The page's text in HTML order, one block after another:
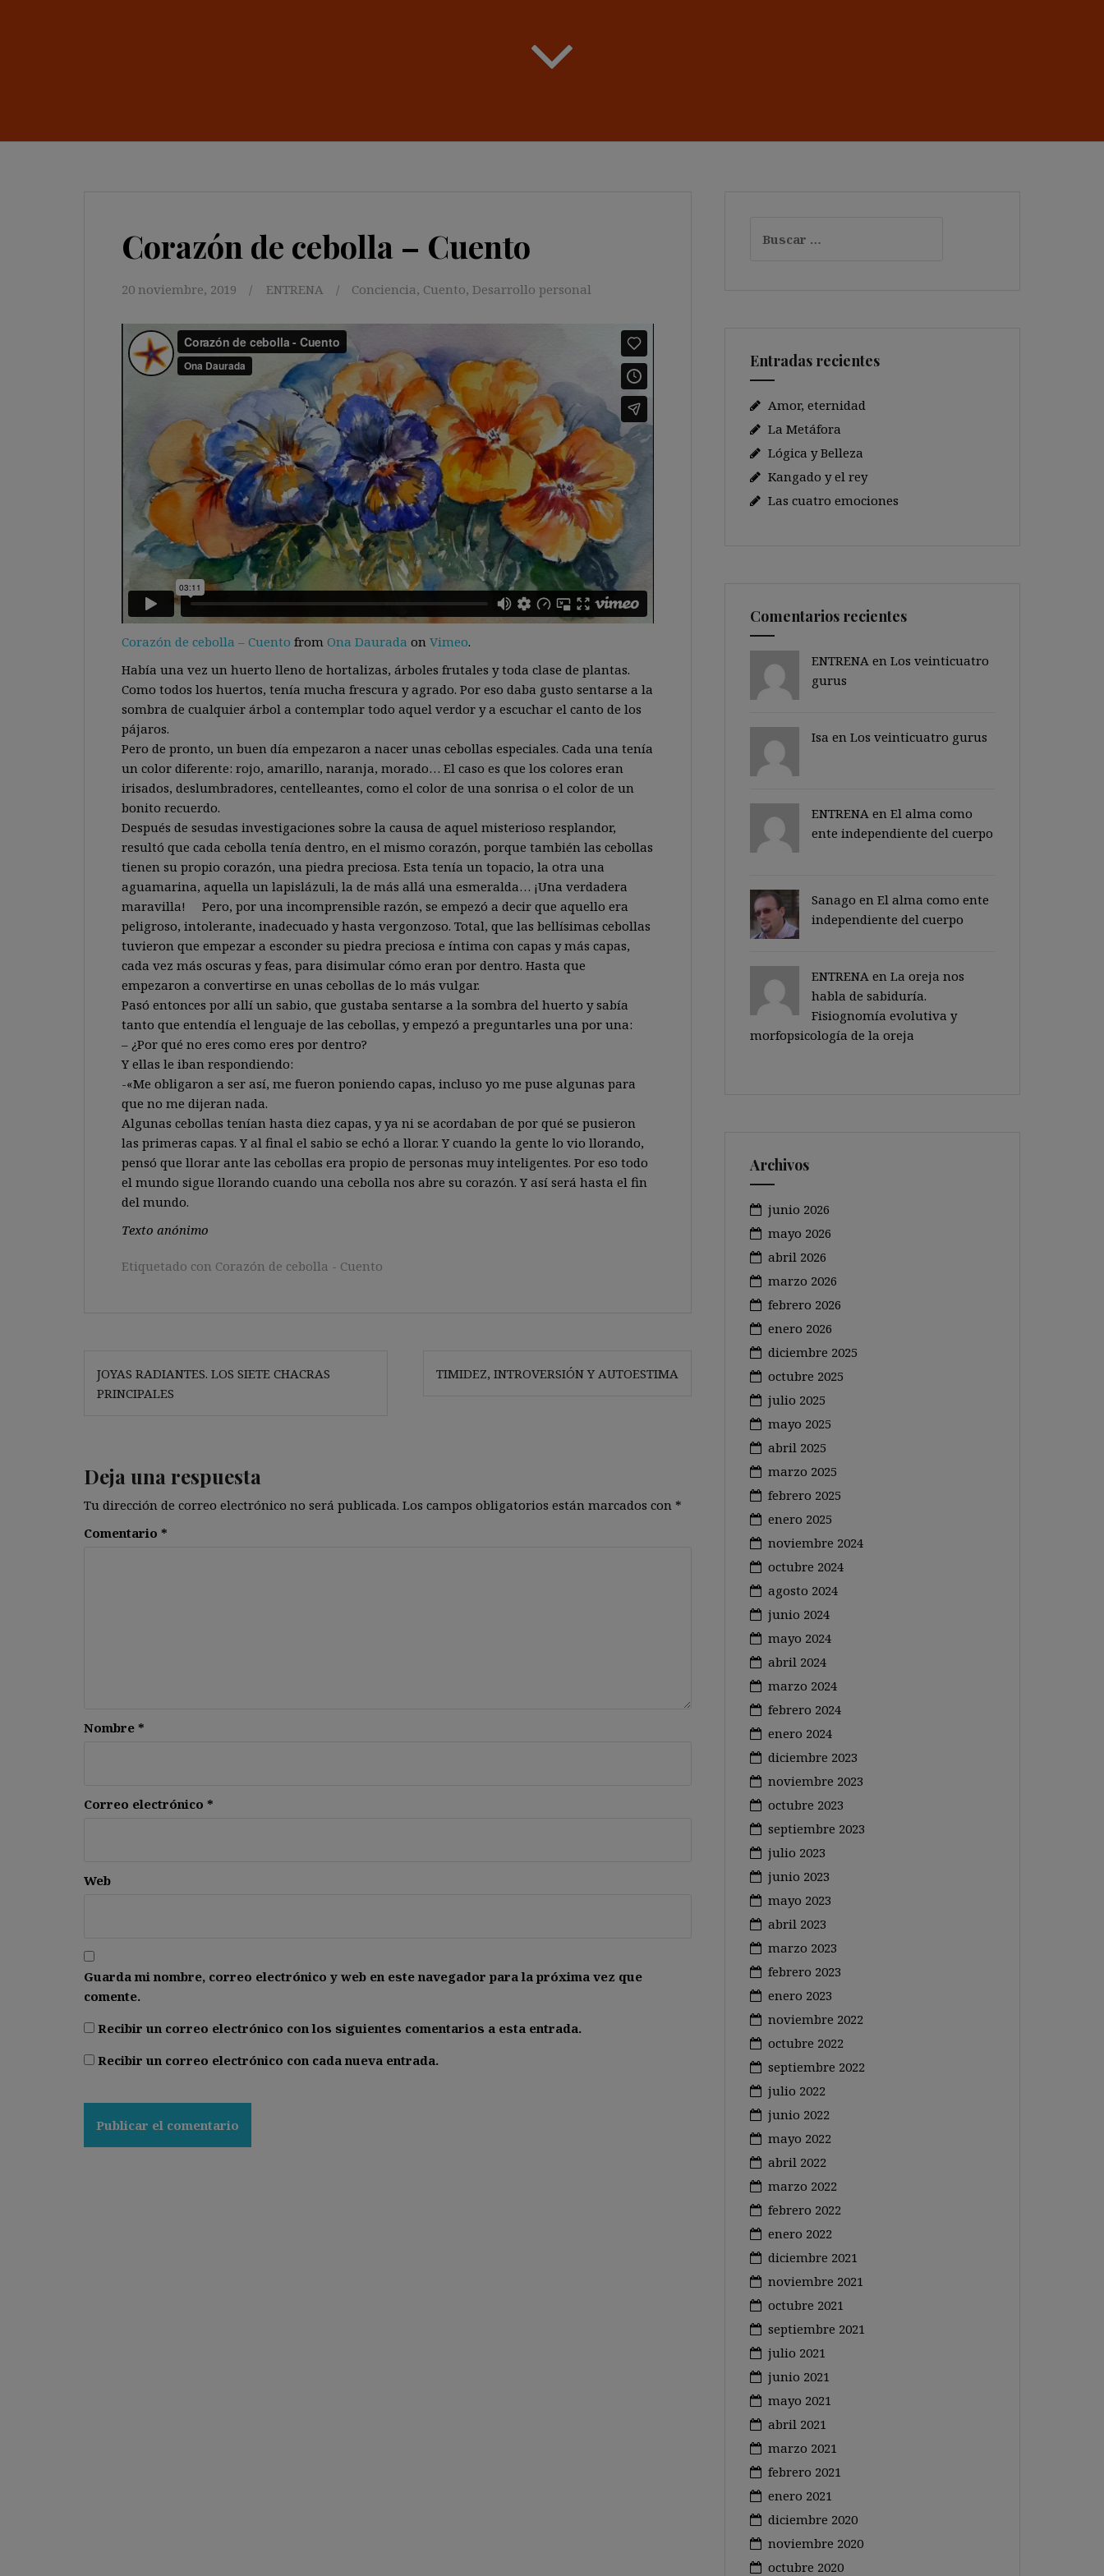
Corazón de cebolla – Cuento
20 noviembre, 2019 ENTRENA Conciencia, Cuento, Desarrollo personal
Corazón de cebolla – Cuento from Ona Daurada on Vimeo.
Había una vez un huerto lleno de hortalizas, árboles frutales y toda clase de plantas.
Como todos los huertos, tenía mucha frescura y agrado. Por eso daba gusto sentarse a la
sombra de cualquier árbol a contemplar todo aquel verdor y a escuchar el canto de los
pájaros.
Pero de pronto, un buen día empezaron a nacer unas cebollas especiales. Cada una tenía
un color diferente: rojo, amarillo, naranja, morado… El caso es que los colores eran
irisados, deslumbradores, centelleantes, como el color de una sonrisa o el color de un
bonito recuerdo.
Después de sesudas investigaciones sobre la causa de aquel misterioso resplandor,
resultó que cada cebolla tenía dentro, en el mismo corazón, porque también las cebollas
tienen su propio corazón, una piedra preciosa. Esta tenía un topacio, la otra una
aguamarina, aquella un lapislázuli, la de más allá una esmeralda… ¡Una verdadera
maravilla! Pero, por una incomprensible razón, se empezó a decir que aquello era
peligroso, intolerante, inadecuado y hasta vergonzoso. Total, que las bellísimas cebollas
tuvieron que empezar a esconder su piedra preciosa e íntima con capas y más capas,
cada vez más oscuras y feas, para disimular cómo eran por dentro. Hasta que
empezaron a convertirse en unas cebollas de lo más vulgar.
Pasó entonces por allí un sabio, que gustaba sentarse a la sombra del huerto y sabía
tanto que entendía el lenguaje de las cebollas, y empezó a preguntarles una por una:
– ¿Por qué no eres como eres por dentro?
Y ellas le iban respondiendo:
-«Me obligaron a ser así, me fueron poniendo capas, incluso yo me puse algunas para
que no me dijeran nada.
Algunas cebollas tenían hasta diez capas, y ya ni se acordaban de por qué se pusieron
las primeras capas. Y al final el sabio se echó a llorar. Y cuando la gente lo vio llorando,
pensó que llorar ante las cebollas era propio de personas muy inteligentes. Por eso todo
el mundo sigue llorando cuando una cebolla nos abre su corazón. Y así será hasta el fin
del mundo.
Texto anónimo
Etiquetado con Corazón de cebolla - Cuento
Navegación
de
JOYAS RADIANTES. LOS SIETE CHACRAS
PRINCIPALES
TIMIDEZ, INTROVERSIÓN Y AUTOESTIMA
Deja una respuesta
Tu dirección de correo electrónico no será publicada. Los campos obligatorios están marcados con *
Comentario *
Nombre *
Correo electrónico *
Web
Guarda mi nombre, correo electrónico y web en este navegador para la próxima vez que
comente.
Recibir un correo electrónico con los siguientes comentarios a esta entrada.
Recibir un correo electrónico con cada nueva entrada.
Entradas recientes
Amor, eternidad
La Metáfora
Lógica y Belleza
Kangado y el rey
Las cuatro emociones
Comentarios recientes
ENTRENA en Los veinticuatro
gurus
Isa en Los veinticuatro gurus
ENTRENA en El alma como
ente independiente del cuerpo
Sanago en El alma como ente
independiente del cuerpo
ENTRENA en La oreja nos
habla de sabiduría.
Fisiognomía evolutiva y
morfopsicología de la oreja
Archivos
junio 2026
mayo 2026
abril 2026
marzo 2026
febrero 2026
enero 2026
diciembre 2025
octubre 2025
julio 2025
mayo 2025
abril 2025
marzo 2025
febrero 2025
enero 2025
noviembre 2024
octubre 2024
agosto 2024
junio 2024
mayo 2024
abril 2024
marzo 2024
febrero 2024
enero 2024
diciembre 2023
noviembre 2023
octubre 2023
septiembre 2023
julio 2023
junio 2023
mayo 2023
abril 2023
marzo 2023
febrero 2023
enero 2023
noviembre 2022
octubre 2022
septiembre 2022
julio 2022
junio 2022
mayo 2022
abril 2022
marzo 2022
febrero 2022
enero 2022
diciembre 2021
noviembre 2021
octubre 2021
septiembre 2021
julio 2021
junio 2021
mayo 2021
abril 2021
marzo 2021
febrero 2021
enero 2021
diciembre 2020
noviembre 2020
octubre 2020